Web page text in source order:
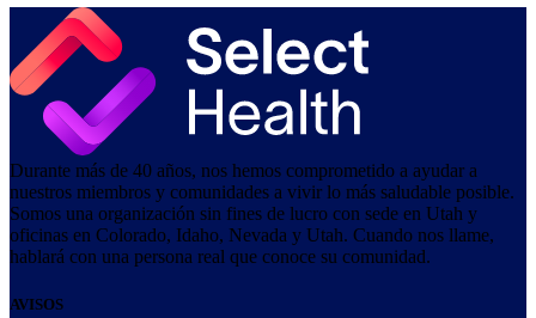
Durante más de 40 años, nos hemos comprometido a ayudar a
nuestros miembros y comunidades a vivir lo más saludable posible.
Somos una organización sin fines de lucro con sede en Utah y
oficinas en Colorado, Idaho, Nevada y Utah. Cuando nos llame,
hablará con una persona real que conoce su comunidad.
AVISOS